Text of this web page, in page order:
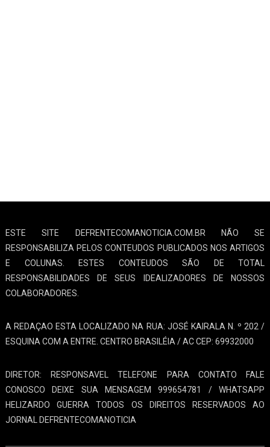
ESTE SITE DEFRENTECOMANOTICIA.COM.BR NÃO SE
RESPONSABILIZA PELOS CONTEUDOS PUBLICADOS NOS ARTIGOS
E COLUNAS. ESTES CONTEUDOS SÃO DE TOTAL
RESPONSABILIDADES DE SEUS IDEALIZADORES DE NOSSOS
COLABORADORES.
A REDAÇAO ESTA LOCALIZADO NA RUA: JOSÉ KAIRALA N. º 202 /
ESQUINA COM A ENTRE. CENTRO BRASILÉIA / AC CEP: 69932000
DIRETOR: RESPONSAVEL TELEFONE PARA CONTATO FALE
CONOSCO DEIXE SUA MENSAGEM 999654781 / WHATSAPP
HELIZARDO GUERRA TODOS OS DIREITOS RESERVADOS AO
JORNAL DEFRENTECOMANOTICIA